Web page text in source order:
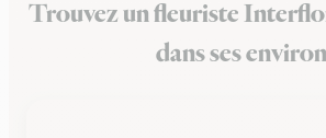
Trouvez un fleuriste
dans ses